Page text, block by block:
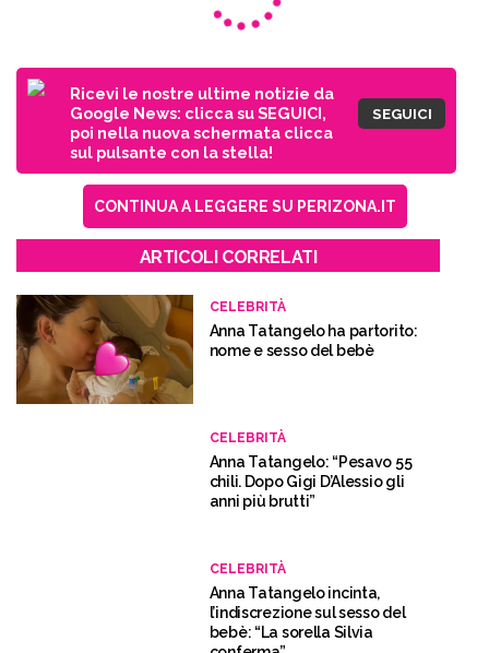
Ricevi le nostre ultime notizie da
Google News: clicca su SEGUICI,
poi nella nuova schermata clicca
sul pulsante con la stella!
SEGUICI
CONTINUA A LEGGERE SU PERIZONA.IT
ARTICOLI CORRELATI
CELEBRITÀ
Anna Tatangelo ha partorito:
nome e sesso del bebè
CELEBRITÀ
Anna Tatangelo: “Pesavo 55
chili. Dopo Gigi D’Alessio gli
anni più brutti”
CELEBRITÀ
Anna Tatangelo incinta,
l’indiscrezione sul sesso del
bebè: “La sorella Silvia